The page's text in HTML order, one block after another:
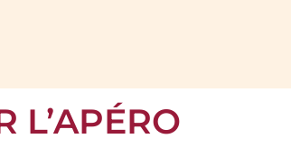
L’APÉRO